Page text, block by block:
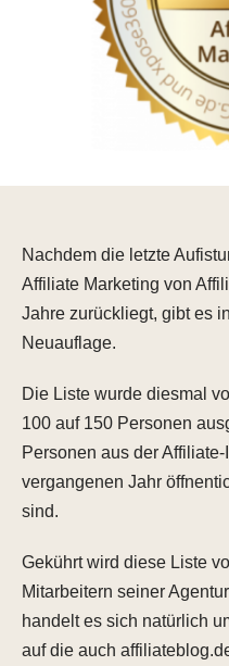
Nachdem die letzte
Affiliate Marketing von
Jahre zurückliegt, gibt es
Neuauflage.
Die Liste wurde diesmal
100 auf 150 Personen
Personen aus der
vergangenen Jahr
sind.
Gekührt wird diese Liste
Mitarbeitern seiner
handelt es sich natürlich
auf die auch